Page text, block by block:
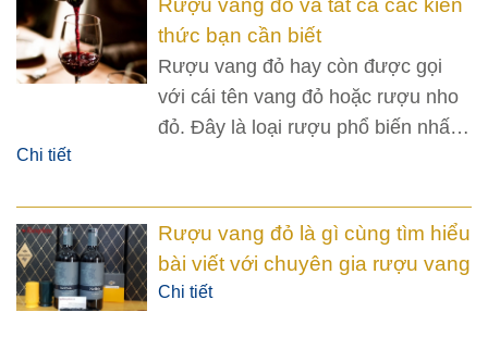
vào như đường, axit, enzym, nước
hoặc các chất dinh dưỡng khác.
Rượu vang đỏ và tất cả các kiến
thức bạn cần biết
Rượu vang đỏ hay còn được gọi
với cái tên vang đỏ hoặc rượu nho
đỏ. Đây là loại rượu phổ biến nhất
Chi tiết
Rượu vang đỏ là gì cùng tìm hiểu
bài viết với chuyên gia rượu vang
Chi tiết